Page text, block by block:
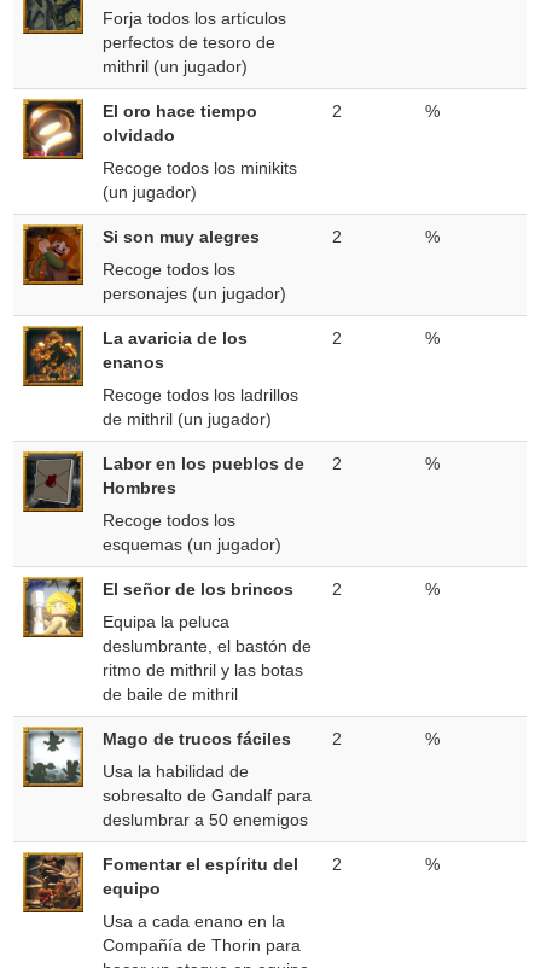
Forja todos los artículos
perfectos de tesoro de
mithril (un jugador)
El oro hace tiempo
olvidado
Recoge todos los minikits
(un jugador)
2 %
Si son muy alegres
Recoge todos los
personajes (un jugador)
2 %
La avaricia de los
enanos
Recoge todos los ladrillos
de mithril (un jugador)
2 %
Labor en los pueblos de
Hombres
Recoge todos los
esquemas (un jugador)
2 %
El señor de los brincos
Equipa la peluca
deslumbrante, el bastón de
ritmo de mithril y las botas
de baile de mithril
2 %
Mago de trucos fáciles
Usa la habilidad de
sobresalto de Gandalf para
deslumbrar a 50 enemigos
2 %
Fomentar el espíritu del
equipo
Usa a cada enano en la
Compañía de Thorin para
2 %